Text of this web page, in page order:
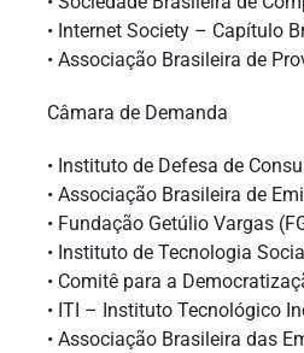
• Internet Society – Capítulo
• Associação Brasileira de
Câmara de Demanda
• Instituto de Defesa de
• Associação Brasileira de
• Fundação Getúlio Vargas
• Instituto de Tecnologia
• Comitê para a
• ITI – Instituto Tecnológico
• Associação Brasileira das